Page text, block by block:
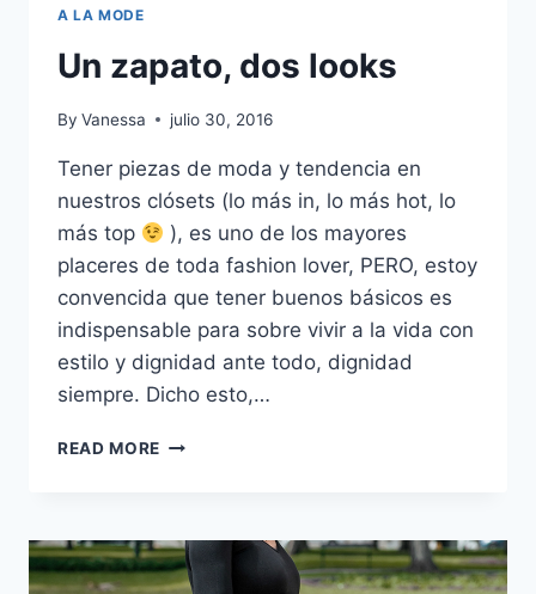
A LA MODE
Un zapato, dos looks
By Vanessa julio 30, 2016
Tener piezas de moda y tendencia en
nuestros clósets (lo más in, lo más hot, lo
más top
), es uno de los mayores
placeres de toda fashion lover, PERO, estoy
convencida que tener buenos básicos es
indispensable para sobre vivir a la vida con
estilo y dignidad ante todo, dignidad
siempre. Dicho esto,…
READ MORE UN